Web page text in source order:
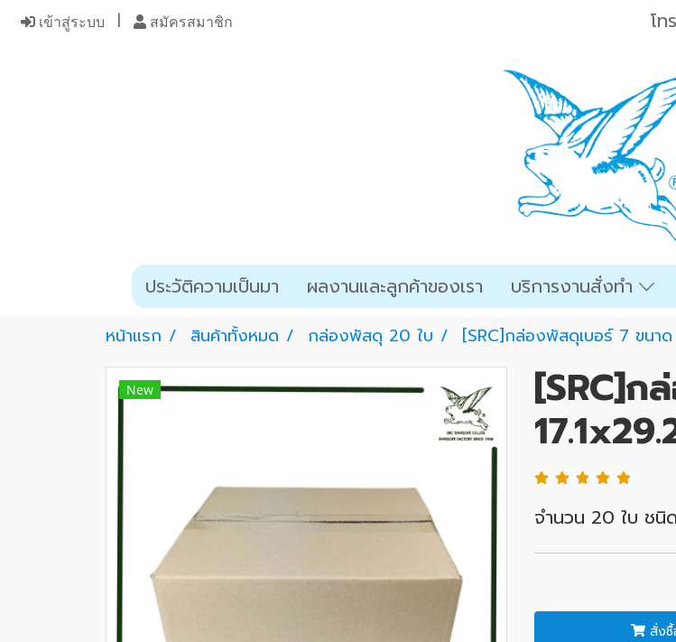
เข้าสู่ระบบ สมัครสมาชิก โท
ประวัติความเป็นมา ผลงานและลูกค้าของเรา บริการงานสั่งทำ
หน้าแรก สินค้าทั้งหมด กล่องพัสดุ 20 ใบ [SRC]กล่องพัสดุเบอร์ 7 ขนา
New [SRC]ก
จำนวน 20 ใบ ชนิ
สั่ง